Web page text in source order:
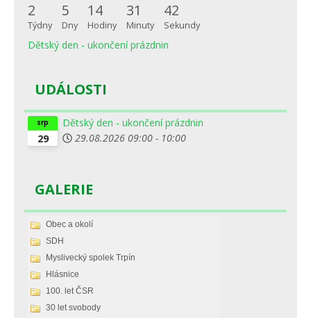
2
Týdny
5
Dny
14
Hodiny
31
Minuty
42
Sekundy
Dětský den - ukončení prázdnin
UDÁLOSTI
29
srp
Dětský den - ukončení prázdnin
29.08.2026 09:00 - 10:00
GALERIE
Obec a okolí
SDH
Myslivecký spolek Trpín
Hlásnice
100. let ČSR
30 let svobody